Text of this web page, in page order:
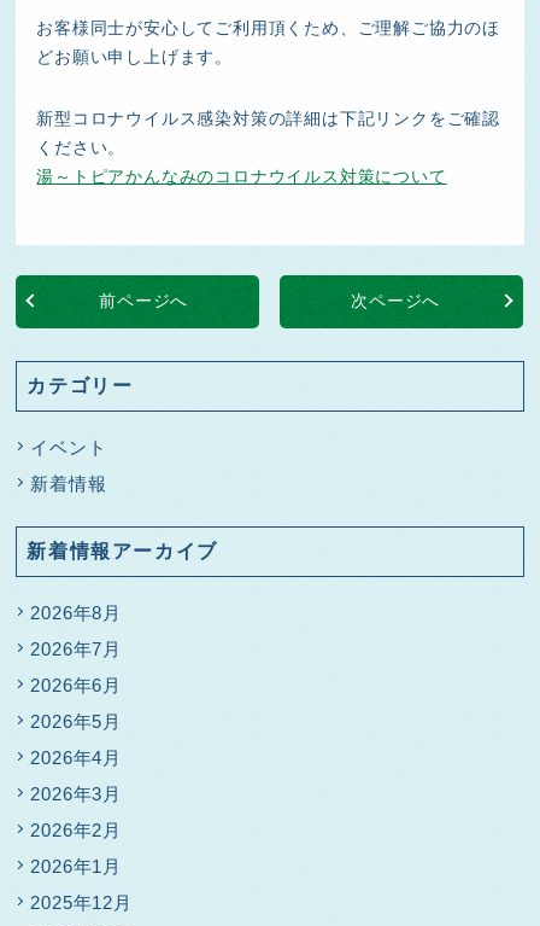
お客様同士が安心してご利用頂くため、ご理解ご協力のほ
どお願い申し上げます。
新型コロナウイルス感染対策の詳細は下記リンクをご確認
ください。
湯～トピアかんなみのコロナウイルス対策について
前ページへ 次ページへ
カテゴリー
イベント
新着情報
新着情報アーカイブ
2026年8月
2026年7月
2026年6月
2026年5月
2026年4月
2026年3月
2026年2月
2026年1月
2025年12月